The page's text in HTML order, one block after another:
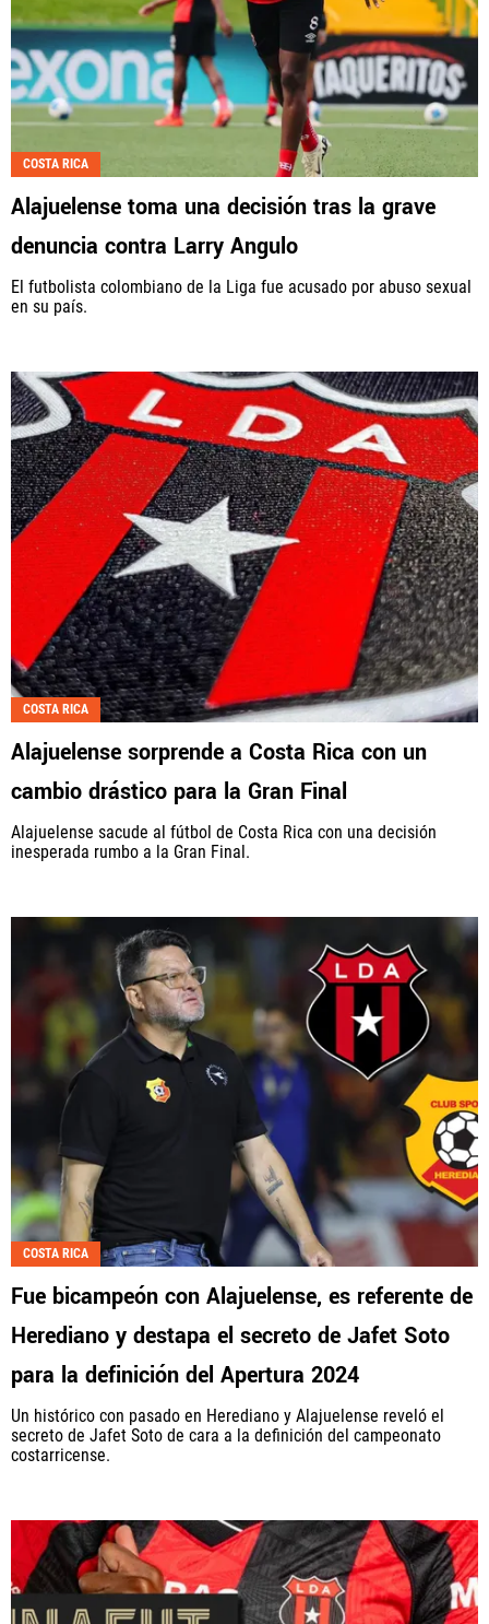
COSTA RICA
Alajuelense toma una decisión tras la grave
denuncia contra Larry Angulo
El futbolista colombiano de la Liga fue acusado por abuso sexual
en su país.
COSTA RICA
Alajuelense sorprende a Costa Rica con un
cambio drástico para la Gran Final
Alajuelense sacude al fútbol de Costa Rica con una decisión
inesperada rumbo a la Gran Final.
COSTA RICA
Fue bicampeón con Alajuelense, es referente de
Herediano y destapa el secreto de Jafet Soto
para la definición del Apertura 2024
Un histórico con pasado en Herediano y Alajuelense reveló el
secreto de Jafet Soto de cara a la definición del campeonato
costarricense.